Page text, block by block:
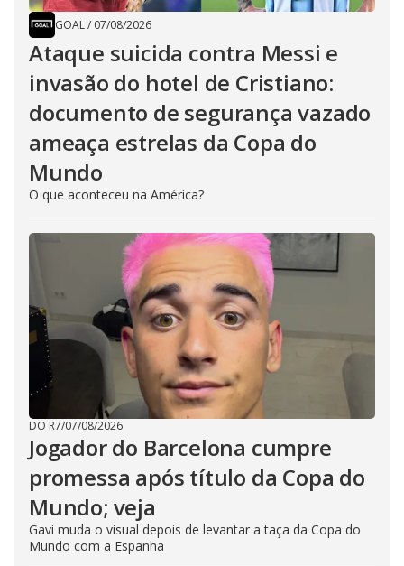
GOAL/ 07/08/2026
Ataque suicida contra Messi e
invasão do hotel de Cristiano:
documento de segurança vazado
ameaça estrelas da Copa do
Mundo
O que aconteceu na América?
DO R7/07/08/2026
Jogador do Barcelona cumpre
promessa após título da Copa do
Mundo; veja
Gavi muda o visual depois de levantar a taça da Copa do
Mundo com a Espanha